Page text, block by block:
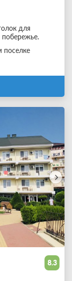
для
побережье.
поселке
8.3